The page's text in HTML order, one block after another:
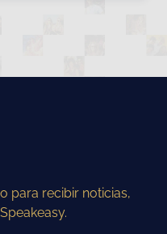
para recibir noticias,